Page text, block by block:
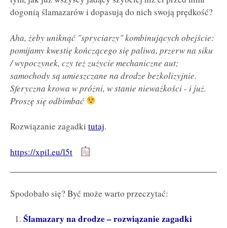
dogonią ślamazarów i dopasują do nich swoją prędkość?
Aha, żeby uniknąć "spryciarzy" kombinujących obejście:
pomijamy kwestię kończącego się paliwa, przerw na siku
/ wypoczynek, czy też zużycie mechaniczne aut;
samochody są umieszczane na drodze bezkolizyjnie.
Sferyczna krowa w próżni, w stanie nieważkości - i już.
Proszę się odbimbać
Rozwiązanie zagadki tutaj.
https://xpil.eu/l5t
Spodobało się? Być może warto przeczytać:
Ślamazary na drodze – rozwiązanie zagadki